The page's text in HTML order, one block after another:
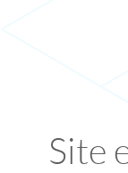
Site